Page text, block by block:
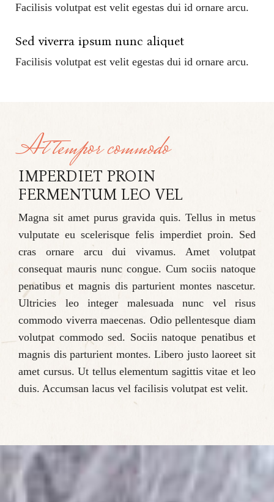
Facilisis volutpat est velit egestas dui id ornare arcu.
Sed viverra ipsum nunc aliquet
Facilisis volutpat est velit egestas dui id ornare arcu.
At tempor commodo
IMPERDIET PROIN
FERMENTUM LEO VEL
Magna sit amet purus gravida quis. Tellus in metus
vulputate eu scelerisque felis imperdiet proin. Sed
cras ornare arcu dui vivamus. Amet volutpat
consequat mauris nunc congue. Cum sociis natoque
penatibus et magnis dis parturient montes nascetur.
Ultricies leo integer malesuada nunc vel risus
commodo viverra maecenas. Odio pellentesque diam
volutpat commodo sed. Sociis natoque penatibus et
magnis dis parturient montes. Libero justo laoreet sit
amet cursus. Ut tellus elementum sagittis vitae et leo
duis. Accumsan lacus vel facilisis volutpat est velit.